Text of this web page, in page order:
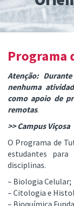
Programa
Atenção:
nenhuma
como apoio de
remotas.
>> Campus Viçosa
O Programa de
estudantes para
disciplinas.
– Biologia Celular;
– Citologia e